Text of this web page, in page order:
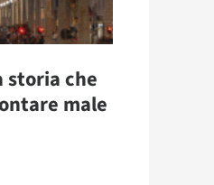
storia che
male